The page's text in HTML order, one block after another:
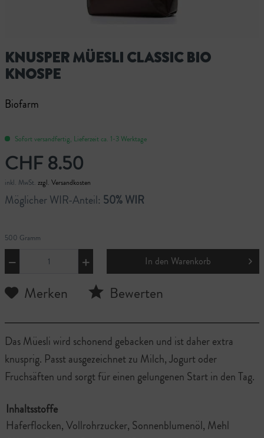
KNUSPER MÜESLI CLASSIC BIO
KNOSPE
Biofarm
Sofort versandfertig, Lieferzeit ca. 1-3 Werktage
CHF 8.50
inkl. MwSt. zzgl. Versandkosten
Möglicher WIR-Anteil: 50% WIR
500 Gramm
In den Warenkorb
Merken Bewerten
Das Müesli wird schonend gebacken und ist daher extra
knusprig. Passt ausgezeichnet zu Milch, Jogurt oder
Fruchsäften und sorgt für einen gelungenen Start in den Tag.
Inhaltsstoffe
Haferflocken, Vollrohrzucker, Sonnenblumenöl, Mehl